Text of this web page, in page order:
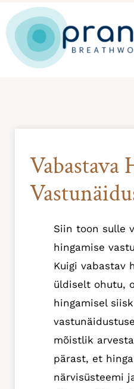
Skip
to
content
Vabastava
Siin toon sulle
hingamise
Kuigi vabastav
üldiselt ohutu,
hingamisel
mõistlik
pärast, et
närvisüsteemi